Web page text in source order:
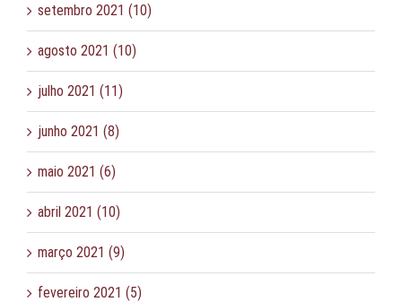
setembro 2021 (10)
agosto 2021 (10)
julho 2021 (11)
junho 2021 (8)
maio 2021 (6)
abril 2021 (10)
março 2021 (9)
fevereiro 2021 (5)